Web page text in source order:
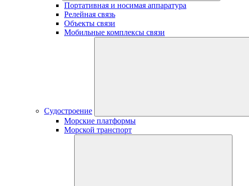
Портативная и носимая аппаратура
Релейная связь
Объекты связи
Мобильные комплексы связи
Судостроение
Морские платформы
Морской транспорт